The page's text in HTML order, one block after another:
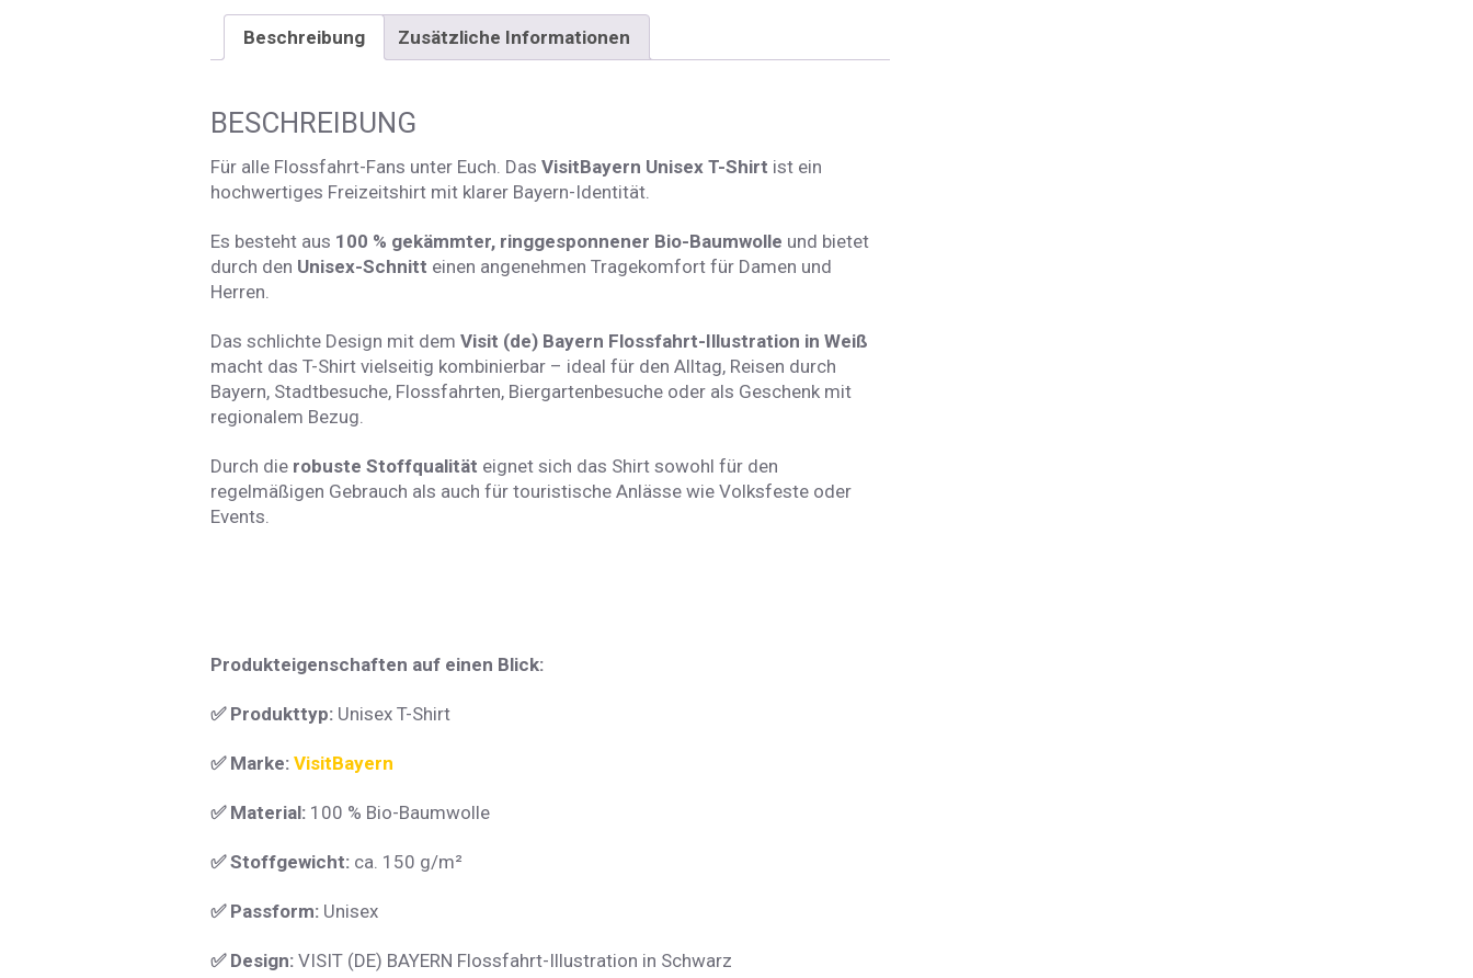
Beschreibung Zusätzliche Informationen
BESCHREIBUNG
Für alle Flossfahrt-Fans unter Euch. Das VisitBayern Unisex T-Shirt ist ein
hochwertiges Freizeitshirt mit klarer Bayern-Identität.
Es besteht aus 100 % gekämmter, ringgesponnener Bio-Baumwolle und bietet
durch den Unisex-Schnitt einen angenehmen Tragekomfort für Damen und
Herren.
Das schlichte Design mit dem Visit (de) Bayern Flossfahrt-Illustration in Weiß
macht das T-Shirt vielseitig kombinierbar – ideal für den Alltag, Reisen durch
Bayern, Stadtbesuche, Flossfahrten, Biergartenbesuche oder als Geschenk mit
regionalem Bezug.
Durch die robuste Stoffqualität eignet sich das Shirt sowohl für den
regelmäßigen Gebrauch als auch für touristische Anlässe wie Volksfeste oder
Events.
Produkteigenschaften auf einen Blick:
✅Produkttyp: Unisex T-Shirt
✅Marke: VisitBayern
✅Material: 100 % Bio-Baumwolle
✅Stoffgewicht: ca. 150 g/m²
✅Passform: Unisex
✅Design: VISIT (DE) BAYERN Flossfahrt-Illustration in Schwarz